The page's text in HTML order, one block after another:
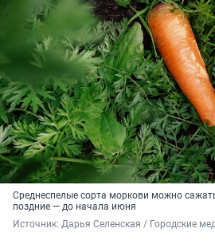
Среднеспелые сорта моркови можно
поздние — до начала июня
Источник: Дарья Селенская / Городские